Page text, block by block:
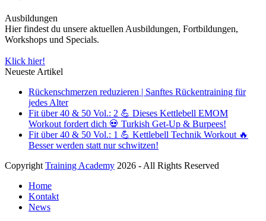
Ausbildungen
Hier findest du unsere aktuellen Ausbildungen, Fortbildungen,
Workshops und Specials.
Klick hier!
Neueste Artikel
Rückenschmerzen reduzieren | Sanftes Rückentraining für
jedes Alter
Fit über 40 & 50 Vol.: 2 💪 Dieses Kettlebell EMOM
Workout fordert dich 💀 Turkish Get-Up & Burpees!
Fit über 40 & 50 Vol.: 1 💪 Kettlebell Technik Workout 🔥
Besser werden statt nur schwitzen!
Copyright Training Academy 2026 - All Rights Reserved
Home
Kontakt
News